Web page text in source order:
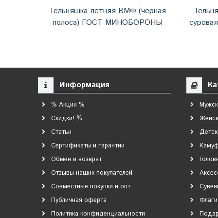
Тельняшка летняя ВМФ (черная
полоса) ГОСТ МИНОБОРОНЫ
Информация
% Акции %
Скидки! %
Статьи
Сертификаты и гарантии
Обмен и возврат
Отзывы наших покупателей
Совместные покупки и опт
Публичная оферта
Политика конфиденциальности